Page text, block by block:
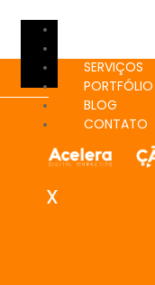
SERVIÇOS
PORTFÓLIO
BLOG
CONTATO
X